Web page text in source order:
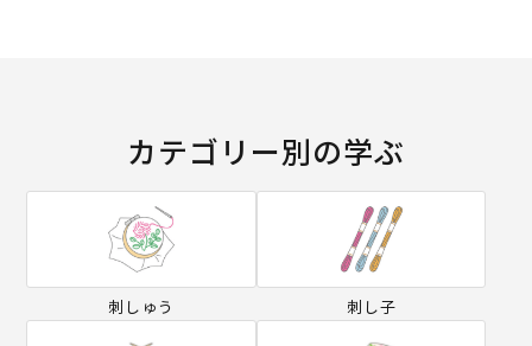
カテゴリー別の学ぶ
刺しゅう 刺し子